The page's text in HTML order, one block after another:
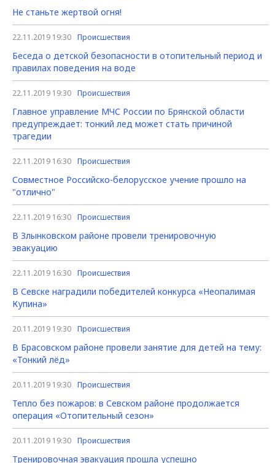
Не станьте жертвой огня!
22.11.2019 19:30 Происшествия
Беседа о детской безопасности в отопительный период и
правилах поведения на воде
22.11.2019 19:30 Происшествия
Главное управление МЧС России по Брянской области
предупреждает: тонкий лед может стать причиной
трагедии
22.11.2019 16:30 Происшествия
Совместное Российско-белорусское учение прошло на
"отлично"
22.11.2019 16:30 Происшествия
В Злынковском районе провели тренировочную
эвакуацию
22.11.2019 16:30 Происшествия
В Севске наградили победителей конкурса «Неопалимая
Купина»
20.11.2019 19:30 Происшествия
В Брасовском районе провели занятие для детей на тему:
«Тонкий лёд»
20.11.2019 19:30 Происшествия
Тепло без пожаров: в Севском районе продолжается
операция «Отопительный сезон»
20.11.2019 19:30 Происшествия
Тренировочная эвакуация прошла успешно